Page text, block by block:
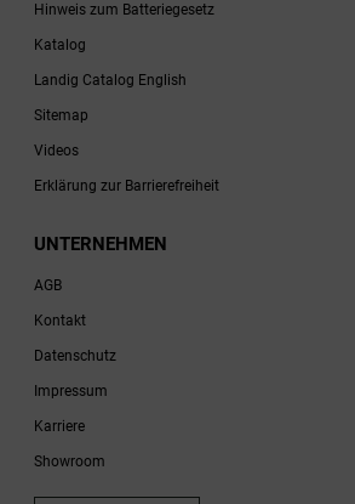
Hinweis zum Batteriegesetz
Katalog
Landig Catalog English
Sitemap
Videos
Erklärung zur Barrierefreiheit
UNTERNEHMEN
AGB
Kontakt
Datenschutz
Impressum
Karriere
Showroom